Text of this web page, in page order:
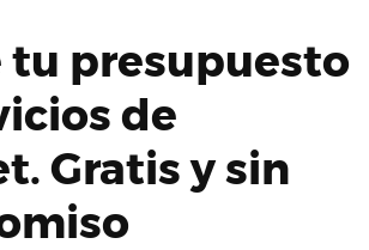
tu presupuesto
de
Gratis y sin